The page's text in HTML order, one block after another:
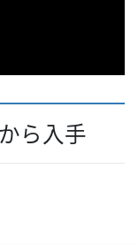
ら入手